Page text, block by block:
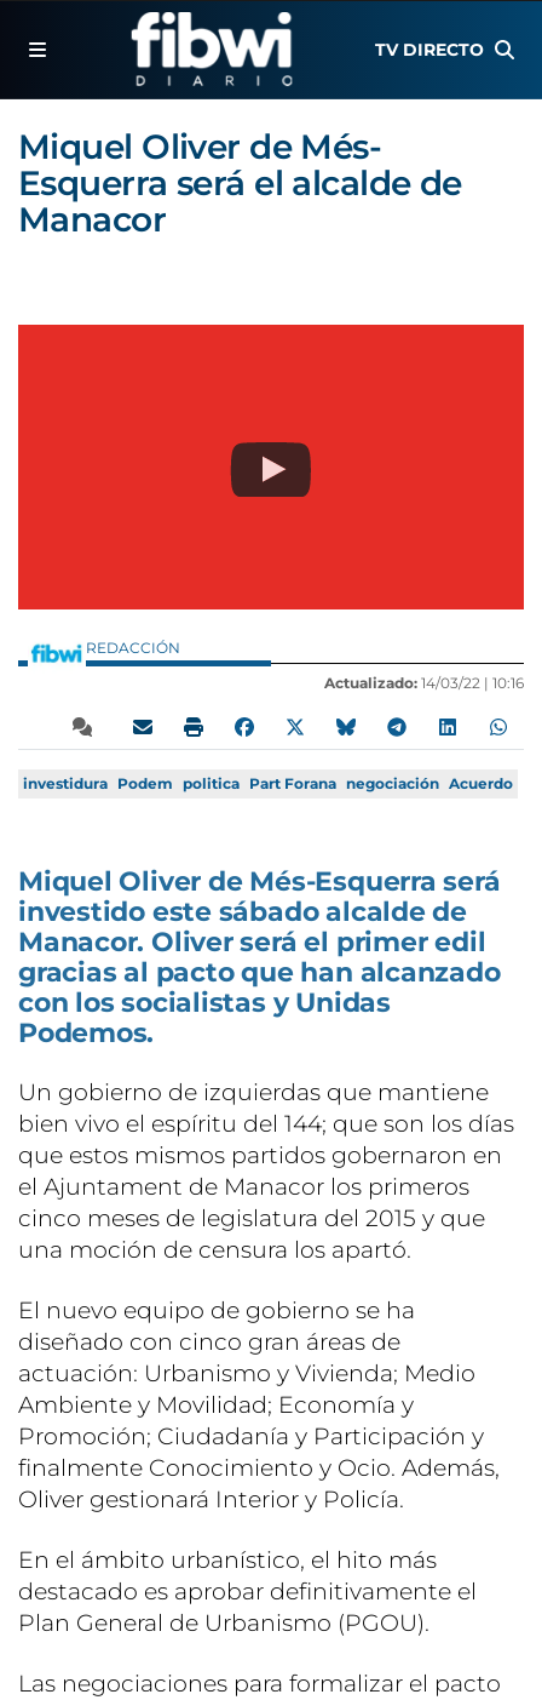
TV DIRECTO
Miquel Oliver de Més-
Esquerra será el alcalde de
Manacor
REDACCIÓN
Actualizado: 14/03/22 | 10:16
investidura Podem politica Part Forana negociación Acuerdo
Miquel Oliver de Més-Esquerra será
investido este sábado alcalde de
Manacor. Oliver será el primer edil
gracias al pacto que han alcanzado
con los socialistas y Unidas
Podemos.
Un gobierno de izquierdas que mantiene
bien vivo el espíritu del 144; que son los días
que estos mismos partidos gobernaron en
el Ajuntament de Manacor los primeros
cinco meses de legislatura del 2015 y que
una moción de censura los apartó.
El nuevo equipo de gobierno se ha
diseñado con cinco gran áreas de
actuación: Urbanismo y Vivienda; Medio
Ambiente y Movilidad; Economía y
Promoción; Ciudadanía y Participación y
finalmente Conocimiento y Ocio. Además,
Oliver gestionará Interior y Policía.
En el ámbito urbanístico, el hito más
destacado es aprobar definitivamente el
Plan General de Urbanismo (PGOU).
Las negociaciones para formalizar el pacto